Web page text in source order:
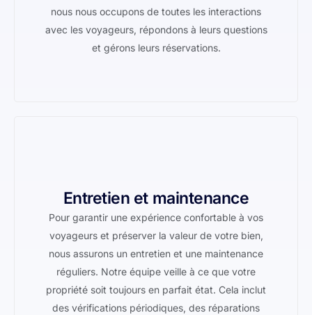
nous nous occupons de toutes les interactions
avec les voyageurs, répondons à leurs questions
et gérons leurs réservations.
Entretien et maintenance
Pour garantir une expérience confortable à vos
voyageurs et préserver la valeur de votre bien,
nous assurons un entretien et une maintenance
réguliers. Notre équipe veille à ce que votre
propriété soit toujours en parfait état. Cela inclut
des vérifications périodiques, des réparations